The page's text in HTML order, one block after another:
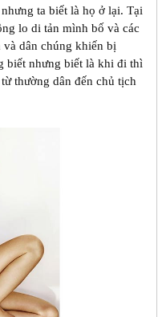
ta biết là họ ở lại. Tại
lo di tản mình bố và các
dân chúng khiến bị
biết nhưng biết là khi đi thì
thường dân đến chủ tịch